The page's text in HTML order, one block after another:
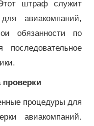
штраф служит
авиакомпаний,
обязанности по
последовательное
проверки
процедуры для
авиакомпаний.